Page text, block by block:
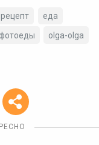
рецепт
еда
фотоеды olga-olga